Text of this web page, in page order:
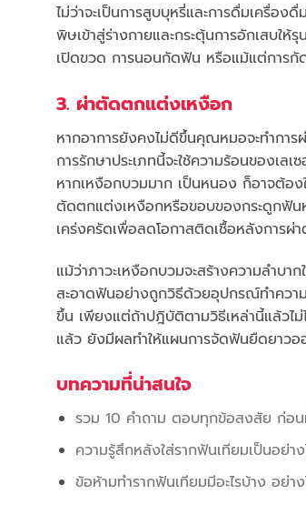
ไม่ว่าจะเป็นการสูบบุหรี่และการดื่มเครื่อ
พิษเข้าสู่ร่างกายและกระตุ้นการอักเสบใ
เปิดขวด การนอนกัดฟัน หรือแม้แต่การกั
3. ผ่าตัดตกแต่งเหงือก
หากอาการยังคงไม่ดีขึ้นคุณหมอจะทำการ
การรักษาประเภทนี้จะใช้ความร้อนของเล
หากเหงือกบวมมาก เป็นหนอง ก็อาจต้อ
ตัดตกแต่งเหงือกหรือขอบของกระดูกฟัน
เคร่งครัดเพื่อลดโอกาสติดเชื้อหลังการผ่
แม้ว่าภาวะเหงือกบวมจะสร้างความลำ
สะอาดฟันอย่างถูกวิธีด้วยอุปกรณ์ทำควา
ขึ้น เพียงแต่ถ้าปฎิบัติตามวิธีเหล่านี้แล้วไ
แล้ว ยังมีผลทำให้แผนการจัดฟันยืดยาวอ
บทความที่น่าสนใจ
รวม 10 คำถาม ตอบทุกข้อสงสัย ก่อ
ความรู้สึกหลังใส่รากฟันเทียมเป็นอย่า
ข้อห้ามทำรากฟันเทียมมีอะไรบ้าง อย่า